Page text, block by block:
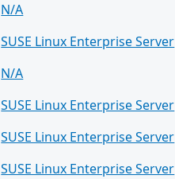
N/A
SUSE Linux Enterprise Server
N/A
SUSE Linux Enterprise Server
SUSE Linux Enterprise Server
SUSE Linux Enterprise Server